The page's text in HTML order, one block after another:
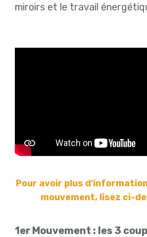
miroirs et le travail
Pour avoir plus
mouvement, lisez ci-
1er Mouvement : les 3